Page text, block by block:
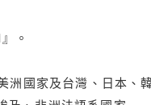
。
國家及台灣、日本、